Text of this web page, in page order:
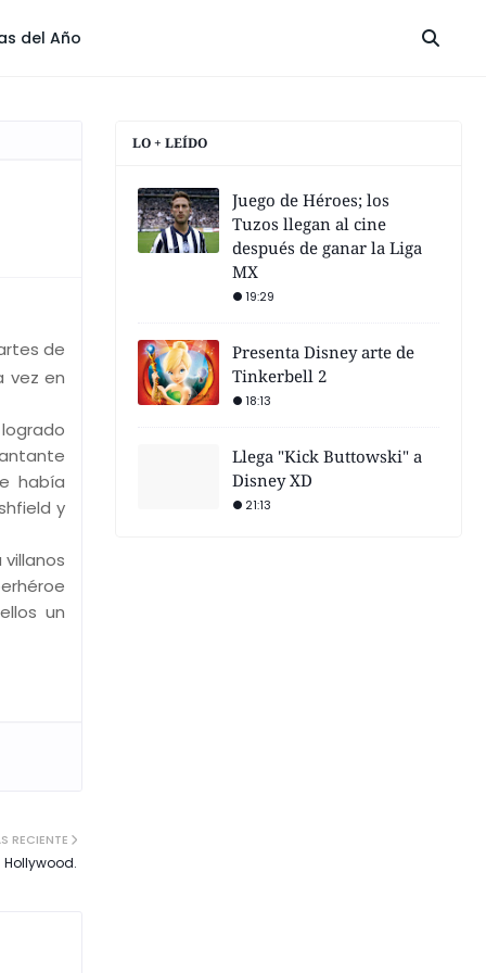
del Año
de
vez en
había
y
un
RECIENTE
LO + LEÍDO
Juego de Héroes; los
Tuzos llegan al cine
después de ganar la Liga
MX
19:29
Presenta Disney arte de
Tinkerbell 2
18:13
Llega "Kick Buttowski" a
Disney XD
21:13